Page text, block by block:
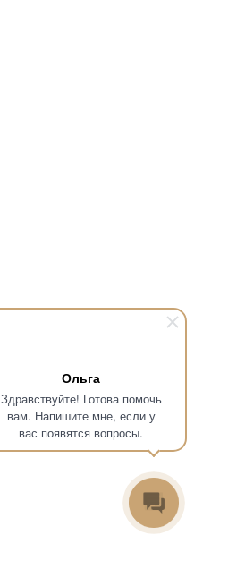
Ольга
Здравствуйте! Готова помочь
вам. Напишите мне, если у
вас появятся вопросы.